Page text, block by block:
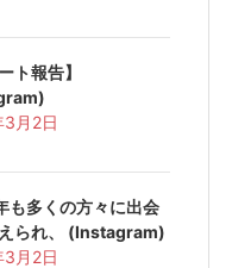
ト報告️】
月2日
多くの方々に出会
られ、 (Instagram)
月2日